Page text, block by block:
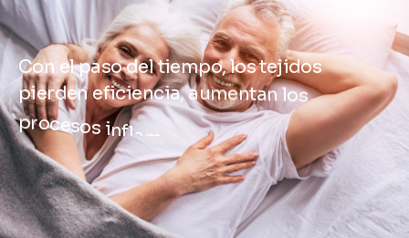
Con elpasodeltiempo,lostejidos
pierdeneficiencia,aumentanlos
procesosinflamatoriosyse ncremen tael
dañ oxidativ investiga ción ctua
m uestraqueestoscambiosnoson
inevitablesyquefavore c e rlaen erg ía
celularpuedeayu man n er